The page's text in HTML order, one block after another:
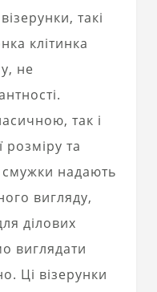
такі
клітинка
не
так і
розміру та
надають
вигляду,
ділових
виглядати
Ці візерунки